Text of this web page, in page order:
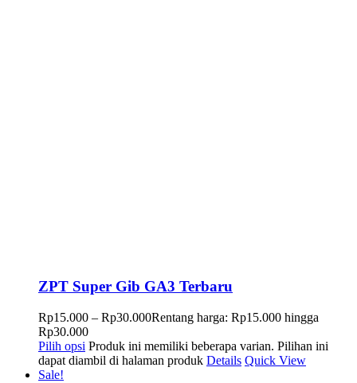
ZPT Super Gib GA3 Terbaru
Rp15.000 – Rp30.000Rentang harga: Rp15.000 hingga
Rp30.000
Pilih opsi Produk ini memiliki beberapa varian. Pilihan ini
dapat diambil di halaman produk Details Quick View
Sale!